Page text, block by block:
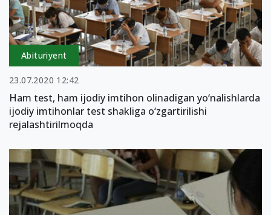
Abituriyent
23.07.2020 12:42
Ham test, ham ijodiy imtihon olinadigan yo‘nalishlarda
ijodiy imtihonlar test shakliga o‘zgartirilishi
rejalashtirilmoqda